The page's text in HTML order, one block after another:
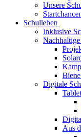
Unsere
Schulleben
Inklusive
Digitale
Aus